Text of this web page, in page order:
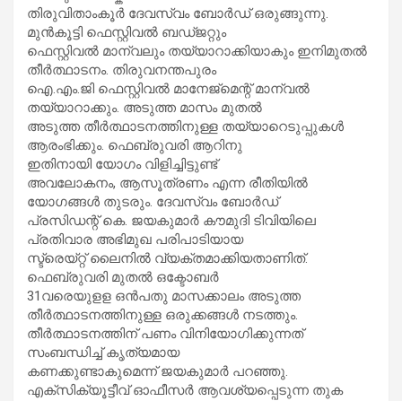
തിരുവിതാംകൂർ ദേവസ്വം ബോർഡ് ഒരുങ്ങുന്നു.
മുൻകൂട്ടി ഫെസ്റ്റിവൽ ബഡ്ജറ്റും
ഫെസ്റ്റിവൽ മാന്വലും തയ്യാറാക്കിയാകും ഇനിമുതൽ
തീർത്ഥാടനം. തിരുവനന്തപുരം
ഐ.എം.ജി ഫെസ്റ്റിവൽ മാനേജ്മെന്റ് മാന്വൽ
തയ്യാറാക്കും. അടുത്ത മാസം മുതൽ
അടുത്ത തീർത്ഥാടനത്തിനുള്ള തയ്യാറെടുപ്പുകൾ
ആരംഭിക്കും. ഫെബ്രുവരി ആറിനു
ഇതിനായി യോഗം വിളിച്ചിട്ടുണ്ട്
അവലോകനം, ആസൂത്രണം എന്ന രീതിയിൽ
യോഗങ്ങൾ തുടരും. ദേവസ്വം ബോർഡ്
പ്രസിഡന്റ് കെ. ജയകുമാർ കൗമുദി ടിവിയിലെ
പ്രതിവാര അഭിമുഖ പരിപാടിയായ
സ്ട്രെയ്റ്റ് ലൈനിൽ വ്യക്തമാക്കിയതാണിത്.
ഫെബ്രുവരി മുതൽ ഒക്ടോബർ
31വരെയുളള ഒൻപതു മാസക്കാലം അടുത്ത
തീർത്ഥാടനത്തിനുള്ള ഒരുക്കങ്ങൾ നടത്തും.
തീർത്ഥാടനത്തിന് പണം വിനിയോഗിക്കുന്നത്
സംബന്ധിച്ച് കൃത്യമായ
കണക്കുണ്ടാകുമെന്ന് ജയകുമാർ പറഞ്ഞു.
എക്സിക്യൂട്ടീവ് ഓഫീസർ ആവശ്യപ്പെടുന്ന തുക